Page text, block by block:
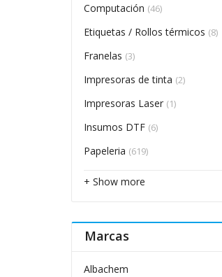
Computación (46)
Etiquetas / Rollos térmicos (8)
Franelas (3)
Impresoras de tinta (2)
Impresoras Laser (1)
Insumos DTF (6)
Papeleria (619)
+ Show more
Marcas
Albachem